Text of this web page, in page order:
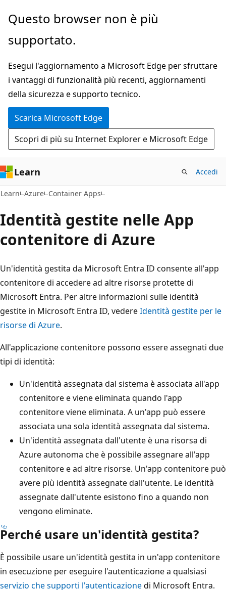
Ignora
passa
contenuto
principale
Questo browser non è più
supportato.
Esegui l'aggiornamento a Microsoft Edge per sfruttare
i vantaggi di funzionalità più recenti, aggiornamenti
della sicurezza e supporto tecnico.
Scarica Microsoft Edge
Scopri di più su Internet Explorer e Microsoft Edge
Learn Accedi
Learn Azure Container Apps
Identità gestite nelle App
contenitore di Azure
Un'identità gestita da Microsoft Entra ID consente all'app
contenitore di accedere ad altre risorse protette di
Microsoft Entra. Per altre informazioni sulle identità
gestite in Microsoft Entra ID, vedereIdentità gestite per le
risorse di Azure.
All'applicazione contenitore possono essere assegnati due
tipi di identità:
Un'identità assegnata dal sistema è associata all'app
contenitore e viene eliminata quando l'app
contenitore viene eliminata. A un'app può essere
associata una sola identità assegnata dal sistema.
Un'identità assegnata dall'utente è una risorsa di
Azure autonoma che è possibile assegnare all'app
contenitore e ad altre risorse. Un'app contenitore può
avere più identità assegnate dall'utente. Le identità
assegnate dall'utente esistono fino a quando non
vengono eliminate.
Perché usare un'identità gestita?
È possibile usare un'identità gestita in un'app contenitore
in esecuzione per eseguire l'autenticazione a qualsiasi
servizio che supporti l'autenticazionedi Microsoft Entra.